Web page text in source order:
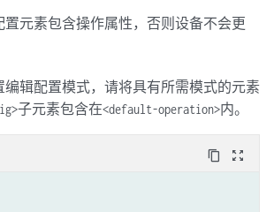
置元素包含操作属性，否则设备不会更
编辑配置模式，请将具有所需模式的元素
子元素包含在<default-operation>内。
content_copy zoom_out_map